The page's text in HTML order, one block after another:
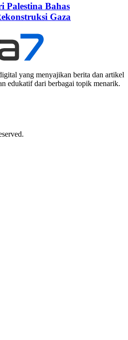
Palestina Bahas
Gaza
yang menyajikan berita dan artikel
edukatif dari berbagai topik menarik.